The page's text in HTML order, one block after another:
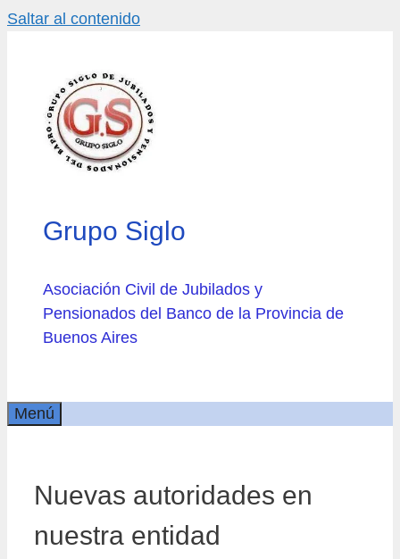
Saltar al contenido
Grupo Siglo
Asociación Civil de Jubilados y
Pensionados del Banco de la Provincia de
Buenos Aires
Menú
Nuevas autoridades en
nuestra entidad